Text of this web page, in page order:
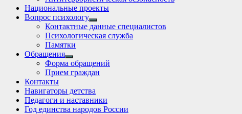
Национальные проекты
Вопрос психологу
Show
sub
menu
Контактные данные специалистов
Психологическая служба
Памятки
Обращения
Show
sub
menu
Форма обращений
Прием граждан
Контакты
Навигаторы детства
Педагоги и наставники
Год единства народов России